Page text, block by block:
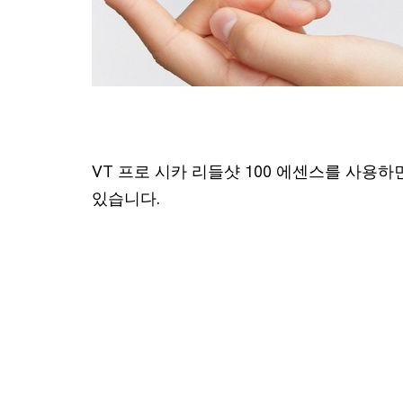
VT 프로 시카 리들샷 100 에센스를 사용
있습니다.